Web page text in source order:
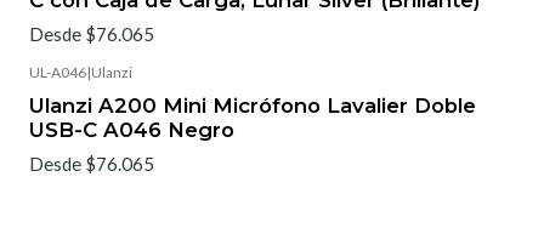
Desde $76.065
UL-A046|Ulanzi
Ulanzi A200 Mini Micrófono Lavalier Doble
USB-C A046 Negro
Desde $76.065